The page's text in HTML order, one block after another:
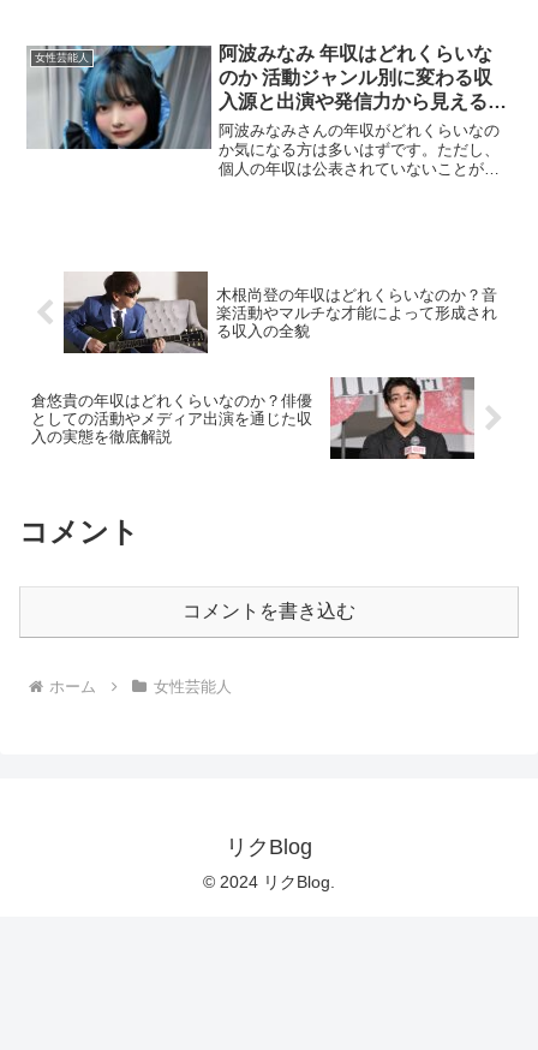
組やインタビュー企画などでも注目され
ており、着実にキャリアを...
女性芸能人
阿波みなみ 年収はどれくらいな
のか 活動ジャンル別に変わる収
入源と出演や発信力から見える推
定年収レンジを分かりやすく整理
した最新まとめ
阿波みなみさんの年収がどれくらいなの
か気になる方は多いはずです。ただし、
個人の年収は公表されていないことが一
木根尚登の年収はどれくらいなのか？音
楽活動やマルチな才能によって形成され
る収入の全貌
倉悠貴の年収はどれくらいなのか？俳優
としての活動やメディア出演を通じた収
入の実態を徹底解説
コメント
コメントを書き込む
ホーム 女性芸能人
リクBlog
© 2024 リクBlog.